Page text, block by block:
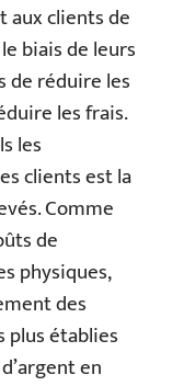
clients de
biais de leurs
de réduire les
les frais.
les
clients est la
Comme
de
physiques,
des
établies
en